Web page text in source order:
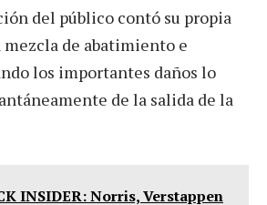
del público contó su propia
de abatimiento e
los importantes daños lo
de la salida de la
INSIDER: Norris, Verstappen